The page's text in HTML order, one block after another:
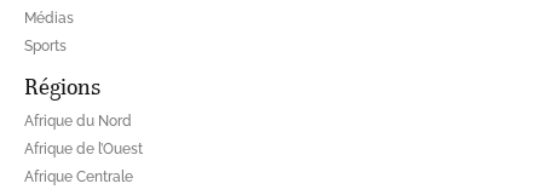
Médias
Sports
Régions
Afrique du Nord
Afrique de l’Ouest
Afrique Centrale